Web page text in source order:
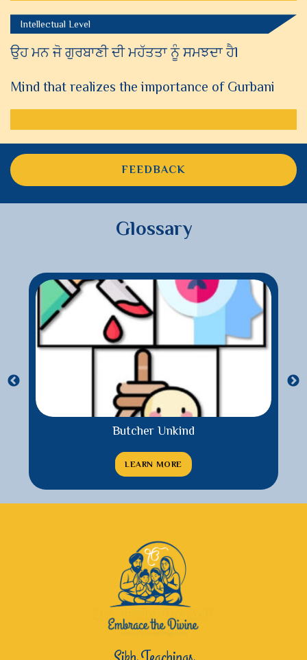
Intellectual Level
ਉਹ ਮਨ ਜੋ ਗੁਰਬਾਣੀ ਦੀ ਮਹੱਤਤਾ ਨੂੰ ਸਮਝਦਾ ਹੈl
Mind that realizes the importance of Gurbani
FEEDBACK
Glossary
Butcher Unkind
LEARN MORE